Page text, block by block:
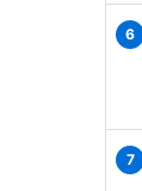
6
7